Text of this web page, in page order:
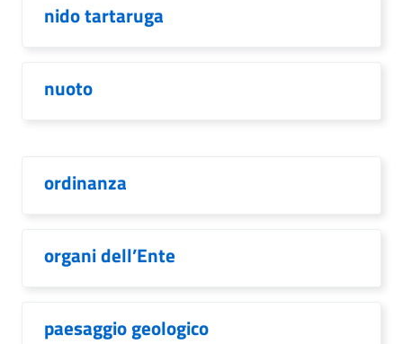
nido tartaruga
nuoto
ordinanza
organi dell’Ente
paesaggio geologico